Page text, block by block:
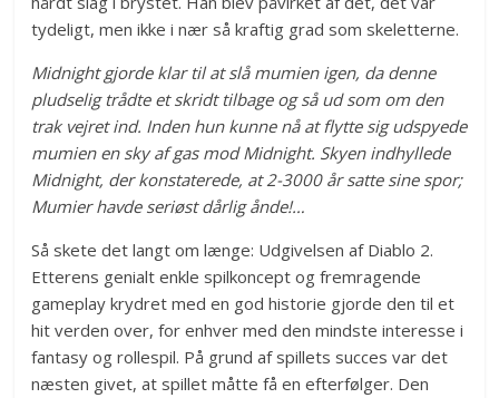
tydeligt, men ikke i nær så kraftig grad som skeletterne.
Midnight gjorde klar til at slå mumien igen, da denne
pludselig trådte et skridt tilbage og så ud som om den
trak vejret ind. Inden hun kunne nå at flytte sig udspyede
mumien en sky af gas mod Midnight. Skyen indhyllede
Midnight, der konstaterede, at 2-3000 år satte sine spor;
Mumier havde seriøst dårlig ånde!…
Så skete det langt om længe: Udgivelsen af Diablo 2.
Etterens genialt enkle spilkoncept og fremragende
gameplay krydret med en god historie gjorde den til et
hit verden over, for enhver med den mindste interesse i
fantasy og rollespil. På grund af spillets succes var det
næsten givet, at spillet måtte få en efterfølger. Den